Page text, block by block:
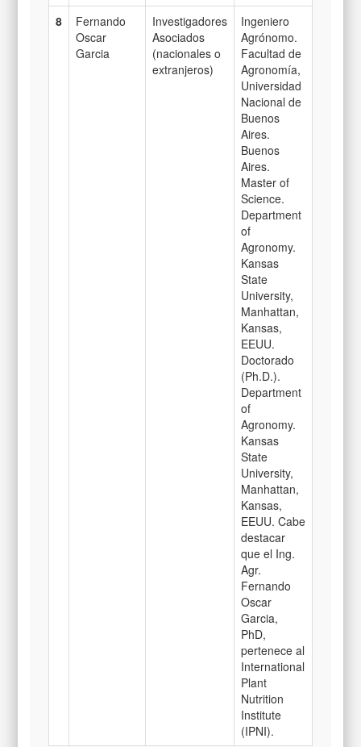
8
Fernando
Oscar
Garcia
Investigadores
Asociados
(nacionales o
extranjeros)
Ingeniero
Agrónomo.
Facultad de
Agronomía,
Universidad
Nacional de
Buenos
Aires.
Buenos
Aires.
Master of
Science.
Department
of
Agronomy.
Kansas
State
University,
Manhattan,
Kansas,
EEUU.
Doctorado
(Ph.D.).
Department
of
Agronomy.
Kansas
State
University,
Manhattan,
Kansas,
EEUU. Cabe
destacar
que el Ing.
Agr.
Fernando
Oscar
Garcia,
PhD,
pertenece al
International
Plant
Nutrition
Institute
(IPNI).